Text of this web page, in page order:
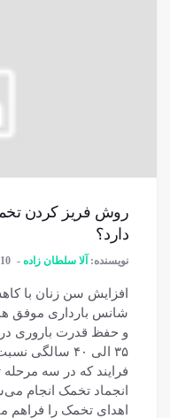
روش فریز کردن
دارد؟
نویسنده: آلا سلطان زاده 10 شهریور 1400
افزایش سن زنان با
شانس بارداری موفق
و حفظ قدرت باروری در
۳۵ الی ۴۰
فرایند که در سه
انجماد تخمک انجام
اهدای تخمک را فراهم